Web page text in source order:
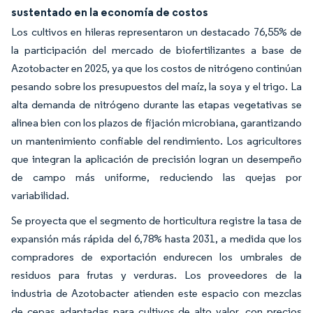
sustentado en la economía de costos
Los cultivos en hileras representaron un destacado 76,55% de
la participación del mercado de biofertilizantes a base de
Azotobacter en 2025, ya que los costos de nitrógeno continúan
pesando sobre los presupuestos del maíz, la soya y el trigo. La
alta demanda de nitrógeno durante las etapas vegetativas se
alinea bien con los plazos de fijación microbiana, garantizando
un mantenimiento confiable del rendimiento. Los agricultores
que integran la aplicación de precisión logran un desempeño
de campo más uniforme, reduciendo las quejas por
variabilidad.
Se proyecta que el segmento de horticultura registre la tasa de
expansión más rápida del 6,78% hasta 2031, a medida que los
compradores de exportación endurecen los umbrales de
residuos para frutas y verduras. Los proveedores de la
industria de Azotobacter atienden este espacio con mezclas